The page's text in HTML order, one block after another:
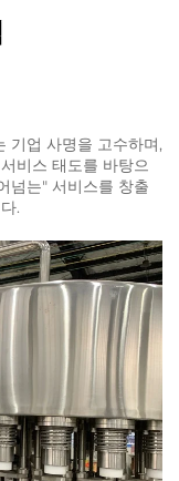
기업 사명을 고수하며,
비스 태도를 바탕으
넘는" 서비스를 창출
.